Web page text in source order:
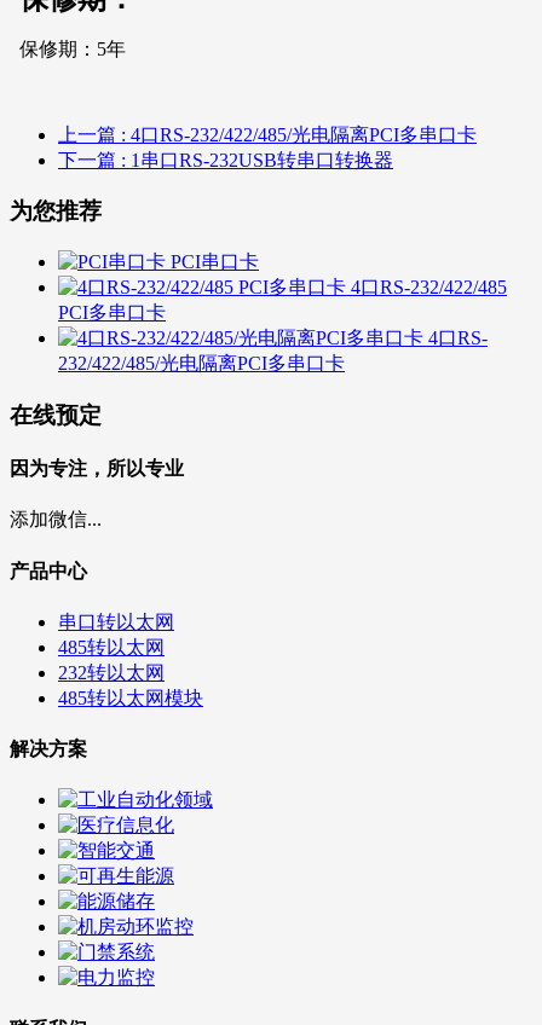
保修期：5年
上一篇 : 4口RS-232/422/485/光电隔离PCI多串口卡
下一篇 : 1串口RS-232USB转串口转换器
为您推荐
PCI串口卡
4口RS-232/422/485
PCI多串口卡
4口RS-
232/422/485/光电隔离PCI多串口卡
在线预定
因为专注，所以专业
添加微信...
产品中心
串口转以太网
485转以太网
232转以太网
485转以太网模块
解决方案